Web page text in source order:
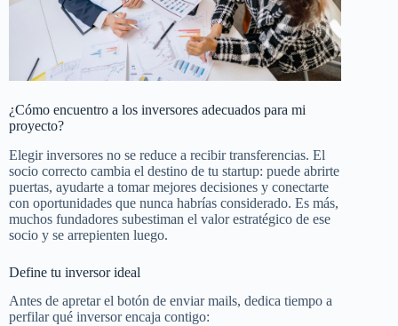
¿Cómo encuentro a los inversores adecuados para mi
proyecto?
Elegir inversores no se reduce a recibir transferencias. El
socio correcto cambia el destino de tu startup: puede abrirte
puertas, ayudarte a tomar mejores decisiones y conectarte
con oportunidades que nunca habrías considerado. Es más,
muchos fundadores subestiman el valor estratégico de ese
socio y se arrepienten luego.
Define tu inversor ideal
Antes de apretar el botón de enviar mails, dedica tiempo a
perfilar qué inversor encaja contigo: